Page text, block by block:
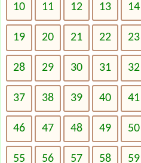
10 11 12 13 14
19 20 21 22 23
28 29 30 31 32
37 38 39 40 41
46 47 48 49 50
55 56 57 58 59